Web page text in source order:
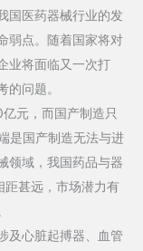
医药器械行业的发
弱点。随着国家将对
业将面临又一次打
问题。
元，而国产制造只
是国产制造无法与进
领域，我国药品与器
距甚远，市场潜力有
心脏起搏器、血管